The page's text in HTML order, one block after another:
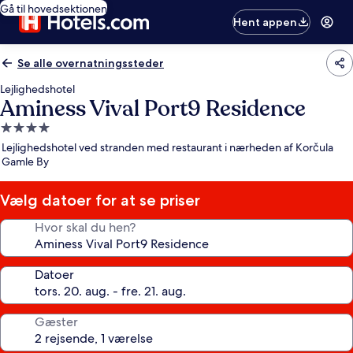
Gå til hovedsektionen
Hent appen
Se alle overnatningssteder
Lejlighedshotel
Aminess Vival Port9 Residence
4.0-
stjernet
overnatningssted
Lejlighedshotel ved stranden med restaurant i nærheden af Korčula
Gamle By
Vælg datoer for at se priser
Hvor skal du hen?
Datoer
Gæster